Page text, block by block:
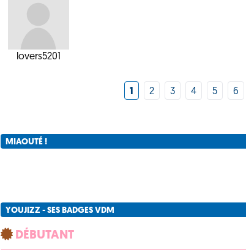
lovers5201
1 2 3 4 5 6
MIAOUTÉ !
YOUJIZZ - SES BADGES VDM
DÉBUTANT